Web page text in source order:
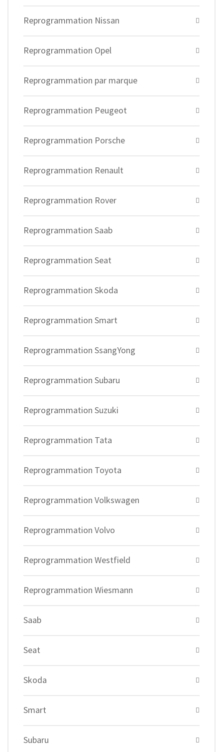
Reprogrammation Nissan
Reprogrammation Opel
Reprogrammation par marque
Reprogrammation Peugeot
Reprogrammation Porsche
Reprogrammation Renault
Reprogrammation Rover
Reprogrammation Saab
Reprogrammation Seat
Reprogrammation Skoda
Reprogrammation Smart
Reprogrammation SsangYong
Reprogrammation Subaru
Reprogrammation Suzuki
Reprogrammation Tata
Reprogrammation Toyota
Reprogrammation Volkswagen
Reprogrammation Volvo
Reprogrammation Westfield
Reprogrammation Wiesmann
Saab
Seat
Skoda
Smart
Subaru